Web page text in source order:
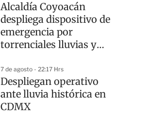
Alcaldía Coyoacán
despliega dispositivo de
emergencia por
torrenciales lluvias y
7 de agosto - 22:17 Hrs
Despliegan operativo
ante lluvia histórica en
CDMX